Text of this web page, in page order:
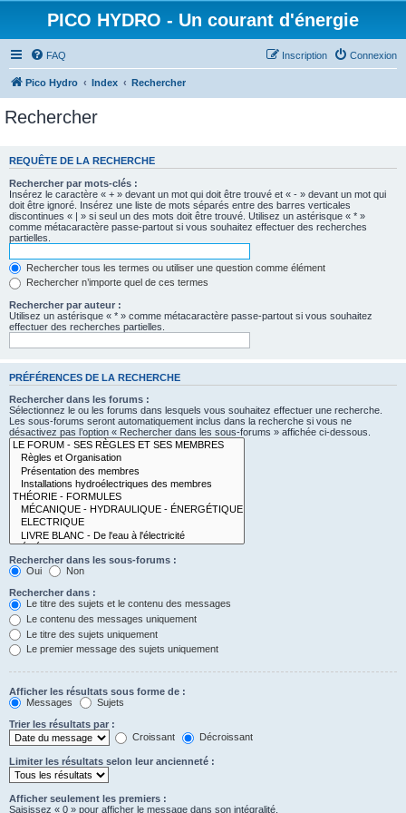
PICO HYDRO - Un courant d'énergie
FAQ Connexion
Inscription
Pico Hydro Index Rechercher
Rechercher
REQUÊTE DE LA RECHERCHE
Rechercher par mots-clés :
Insérez le caractère « + » devant un mot qui doit être trouvé et « - » devant un mot qui
doit être ignoré. Insérez une liste de mots séparés entre des barres verticales
discontinues « | » si seul un des mots doit être trouvé. Utilisez un astérisque « * »
comme métacaractère passe-partout si vous souhaitez effectuer des recherches
partielles.
Rechercher tous les termes ou utiliser une question comme élément
Rechercher n’importe quel de ces termes
Rechercher par auteur :
Utilisez un astérisque « * » comme métacaractère passe-partout si vous souhaitez
effectuer des recherches partielles.
PRÉFÉRENCES DE LA RECHERCHE
Rechercher dans les forums :
Sélectionnez le ou les forums dans lesquels vous souhaitez effectuer une recherche.
Les sous-forums seront automatiquement inclus dans la recherche si vous ne
désactivez pas l’option « Rechercher dans les sous-forums » affichée ci-dessous.
Rechercher dans les sous-forums :
Oui
Non
Rechercher dans :
Le titre des sujets et le contenu des messages
Le contenu des messages uniquement
Le titre des sujets uniquement
Le premier message des sujets uniquement
Afficher les résultats sous forme de :
Messages
Sujets
Trier les résultats par :
Croissant
Décroissant
Limiter les résultats selon leur ancienneté :
Afficher seulement les premiers :
Saisissez « 0 » pour afficher le message dans son intégralité.